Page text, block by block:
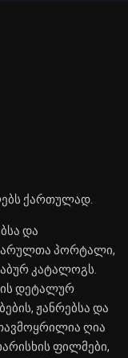
ქართულად.
და
პორტალი,
კატალოგს.
დეტალურ
ჟანრებსა და
ღია
ფილმები,